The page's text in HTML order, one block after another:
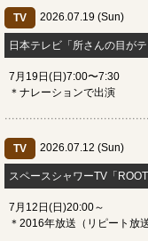
TV 2026.07.19 (Sun)
日本テレビ「所さんの目がテ
7月19日(日)7:00〜7:30
＊ナレーションで出演
TV 2026.07.12 (Sun)
スペースシャワーTV「
7月12日(日)20:00～
＊2016年放送（リピート放送